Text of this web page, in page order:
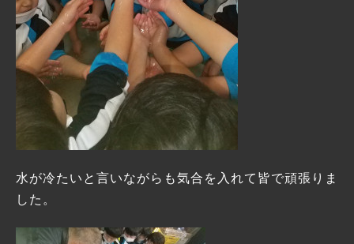
水が冷たいと言いながらも気合を入れて皆で頑張りま
した。